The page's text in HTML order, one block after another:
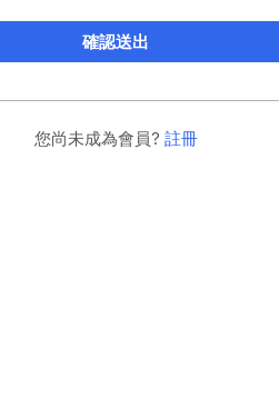
確認送出
您尚未成為會員? 註冊